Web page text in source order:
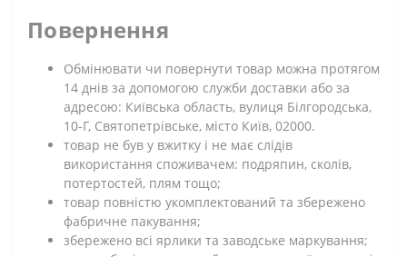
Повернення
Обмінювати чи повернути товар можна протягом
14 днів за допомогою служби доставки або за
адресою: Київська область, вулиця Білгородська,
10-Г, Святопетрівське, місто Київ, 02000.
товар не був у вжитку і не має слідів
використання споживачем: подряпин, сколів,
потертостей, плям тощо;
товар повністю укомплектований та збережено
фабричне пакування;
збережено всі ярлики та заводське маркування;